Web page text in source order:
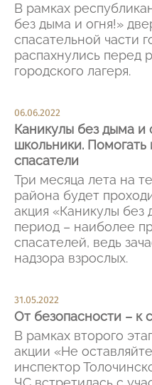
В рамках
без дыма и огня!»
спасательной части
распахнулись перед
городского лагеря.
06.06.2022
Каникулы без дыма и
школьники.
спасатели
Три месяца лета на
района будет
акция «Каникулы без
период – наиболее
спасателей, ведь
надзора взрослых.
31.05.2022
От безопасности – к
В рамках второго
акции «Не
инспектор